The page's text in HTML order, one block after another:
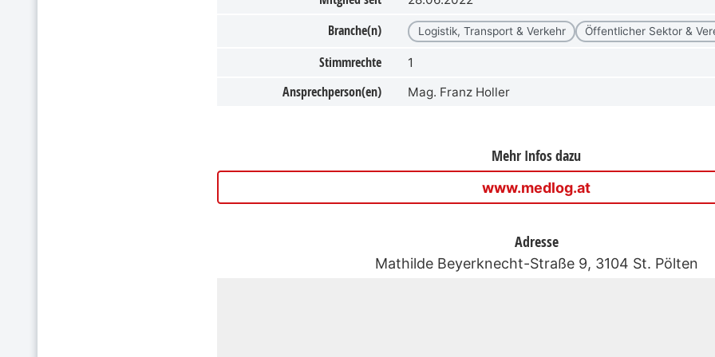
Branche(n) Logistik, Transport & Verkehr Öffentlicher Sektor &
Stimmrechte 1
Ansprechperson(en) Mag. Franz Holler
Mehr Infos dazu
www.medlog.at
Adresse
Mathilde Beyerknecht-Straße 9, 3104 St. Pölten